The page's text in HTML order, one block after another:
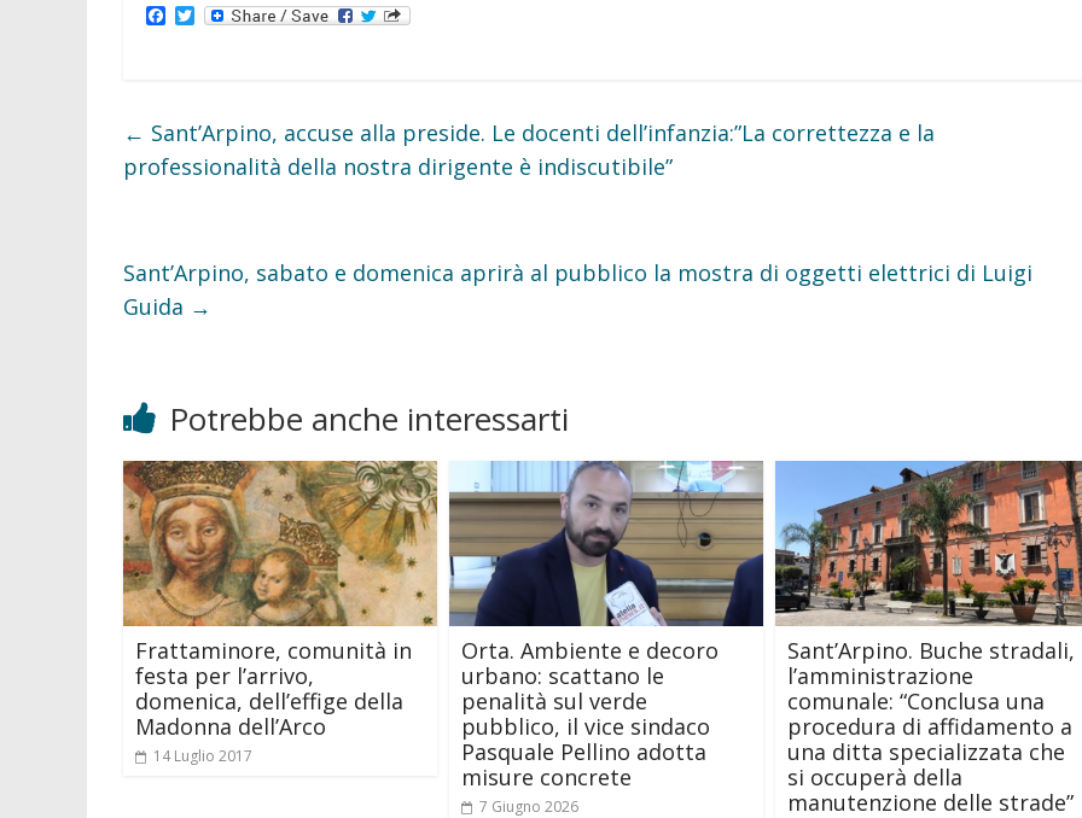
o
T
r
← Sant’Arpino, accuse alla preside. Le docenti dell’infanzia:”La correttezza e la
professionalità della nostra dirigente è indiscutibile”
Sant’Arpino, sabato e domenica aprirà al pubblico la mostra di oggetti elettrici di Luigi
Guida →
Potrebbe anche interessarti
Frattaminore, comunità in
festa per l’arrivo,
domenica, dell’effige della
Madonna dell’Arco
14 Luglio 2017
Orta. Ambiente e decoro
urbano: scattano le
penalità sul verde
pubblico, il vice sindaco
Pasquale Pellino adotta
misure concrete
7 Giugno 2026
Sant’Arpino. Buche stradali,
l’amministrazione
comunale: “Conclusa una
procedura di affidamento a
una ditta specializzata che
si occuperà della
manutenzione delle strade”